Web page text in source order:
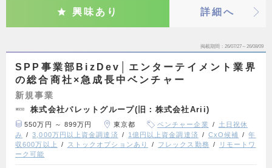
興味あり 詳細へ
掲載期間 26/07/27～26/08/09
SPP事業部BizDev│エンターテイメント業界
の総合商社×急成長中ベンチャー
新規事業
株式会社パレットグループ(旧：株式会社Arii)
550万円 ～ 899万円 東京都 ベンチャー企業
土日祝休
み
3,000万円以上資金調達済 1億円以上資金調達済 CxO候補
年
収600万以上
ストックオプションあり フレックス勤務
リモートワ
ーク可能